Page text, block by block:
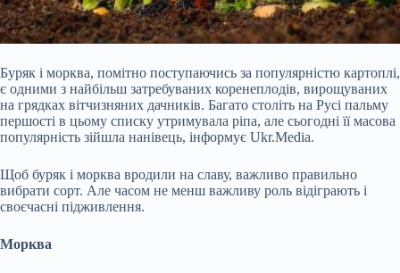
Буряк і морква, помітно поступаючись за популярністю картоплі,
є одними з найбільш затребуваних коренеплодів, вирощуваних
на грядках вітчизняних дачників. Багато століть на Русі пальму
першості в цьому списку утримувала ріпа, але сьогодні її масова
популярність зійшла нанівець, інформує Ukr.Media.
Щоб буряк і морква вродили на славу, важливо правильно
вибрати сорт. Але часом не менш важливу роль відіграють і
своєчасні підживлення.
Морква